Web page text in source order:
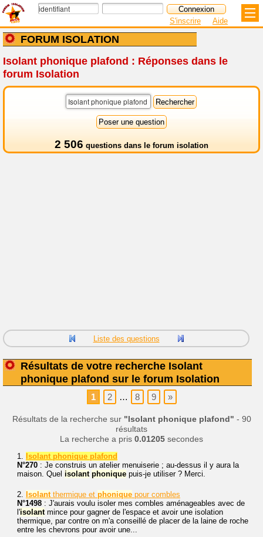
FORUM ISOLATION
S'inscrire Aide
Isolant phonique plafond : Réponses dans le
forum Isolation
2 506 questions dans le forum isolation
Liste des questions
Résultats de votre recherche Isolant
phonique plafond sur le forum Isolation
1 2 … 8 9 »
Résultats de la recherche sur "Isolant phonique plafond" - 90
résultats
La recherche a pris 0.01205 secondes
1. Isolant phonique plafond
N°270 : Je construis un atelier menuiserie ; au-dessus il y aura la
maison. Quel isolant phonique puis-je utiliser ? Merci.
2. Isolant thermique et phonique pour combles
N°1498 : J'aurais voulu isoler mes combles aménageables avec de
l'isolant mince pour gagner de l'espace et avoir une isolation
thermique, par contre on m'a conseillé de placer de la laine de roche
entre les chevrons pour avoir une...